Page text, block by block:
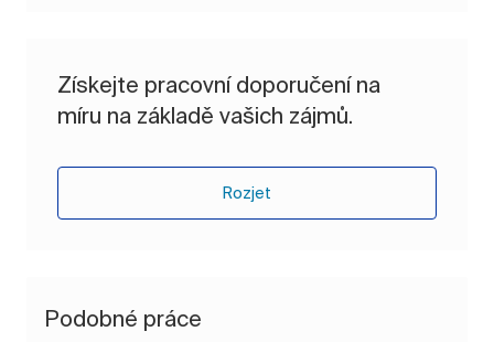
Získejte pracovní doporučení na
míru na základě vašich zájmů.
Rozjet
Podobné práce